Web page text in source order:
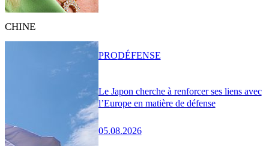
CHINE
Le Japon cherche à renforcer ses liens avec
l’Europe en matière de défense
05.08.2026
PRODÉFENSE